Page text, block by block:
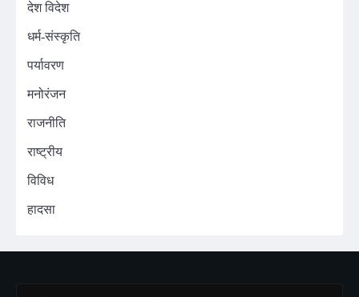
देश विदेश
धर्म-संस्कृति
पर्यावरण
मनोरंजन
राजनीति
राष्ट्रीय
विविध
हादसा